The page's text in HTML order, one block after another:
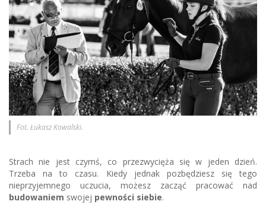
Fot. Łukasz Kowalski.
Strach nie jest czymś, co przezwycięża się w jeden dzień.
Trzeba na to czasu. Kiedy jednak pozbędziesz się tego
nieprzyjemnego uczucia, możesz zacząć pracować nad
budowaniem swojej pewności siebie.